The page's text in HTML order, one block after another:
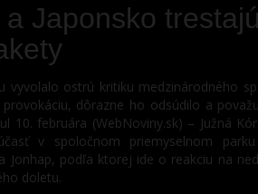
Japonsko
vyvolalo ostrú kritiku medzinárodného
dôrazne ho odsúdilo a
10. februára (WebNoviny.sk) – Južná
v spoločnom priemyselnom
Jonhap, podľa ktorej ide o reakciu na
doletu.